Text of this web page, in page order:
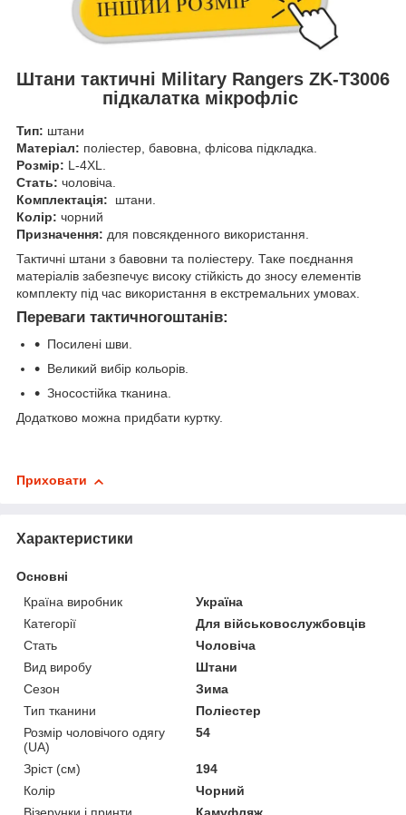
Штани тактичні Military Rangers ZK-T3006
підкалатка мікрофліс
Тип: штани
Матеріал: поліестер, бавовна, флісова підкладка.
Розмір: L-4XL.
Стать: чоловіча.
Комплектація: штани.
Колір: чорний
Призначення: для повсякденного використання.
Тактичні штани з бавовни та поліестеру. Таке поєднання
матеріалів забезпечує високу стійкість до зносу елементів
комплекту під час використання в екстремальних умовах.
Переваги тактичногоштанів:
Посилені шви.
Великий вибір кольорів.
Зносостійка тканина.
Додатково можна придбати куртку.
Приховати
Характеристики
Основні
Країна виробник
Україна
Категорії
Для військовослужбовців
Стать
Чоловіча
Вид виробу
Штани
Сезон
Зима
Тип тканини
Поліестер
Розмір чоловічого одягу
(UA)
54
Зріст (см)
194
Колір
Чорний